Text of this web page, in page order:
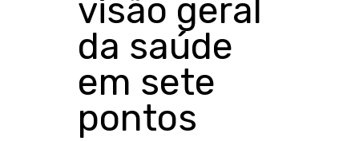
visão geral
da saúde
em sete
pontos